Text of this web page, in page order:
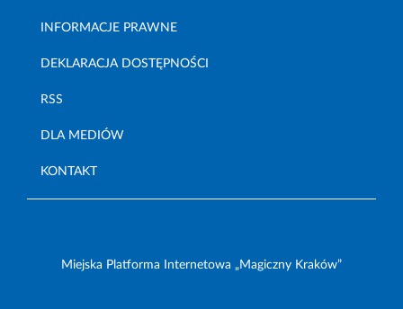
INFORMACJE PRAWNE
DEKLARACJA DOSTĘPNOŚCI
RSS
DLA MEDIÓW
KONTAKT
Miejska Platforma Internetowa „Magiczny Kraków”